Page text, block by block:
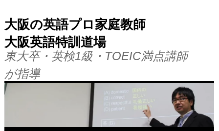
大阪の英語プロ家庭教師
大阪英語特訓道場
東大卒・英検1級・TOEIC満点講師
が指導